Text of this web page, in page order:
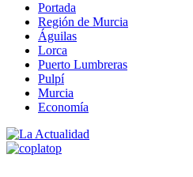
Portada
Región de Murcia
Águilas
Lorca
Puerto Lumbreras
Pulpí
Murcia
Economía